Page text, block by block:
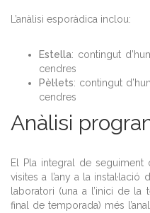
L’anàlisi esporàdica inclou:
Estella: contingut
cendres
Pèl·lets: contingut
cendres
Anàlisi
El Pla integral de
visites a l’any a la
laboratori (una a l’inici de la
final de temporada) més